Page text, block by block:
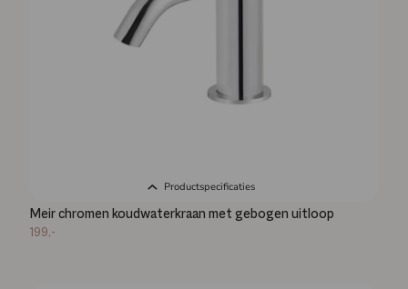
Productspecificaties
Meir chromen koudwaterkraan met gebogen uitloop
199,-